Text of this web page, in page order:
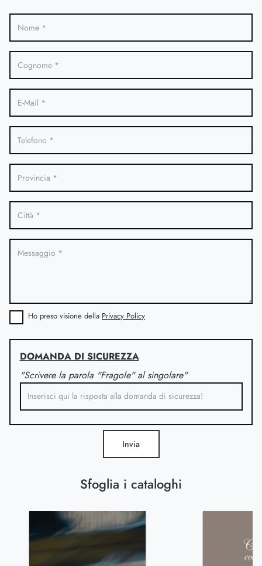
Sfoglia i cataloghi
Ho preso visione della Privacy Policy
DOMANDA DI SICUREZZA
"Scrivere la parola "Fragole" al singolare"
Invia